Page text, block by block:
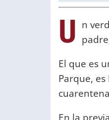
U n
El que es
Parque, es